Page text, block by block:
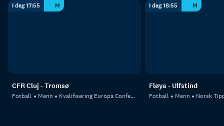
I dag 17:55 M
CFR Cluj - Tromsø
Fotball Menn Kvalifisering Europa Conference League
I dag 18:55 M
Fløya - Ulfstind
Fotball Menn Norsk